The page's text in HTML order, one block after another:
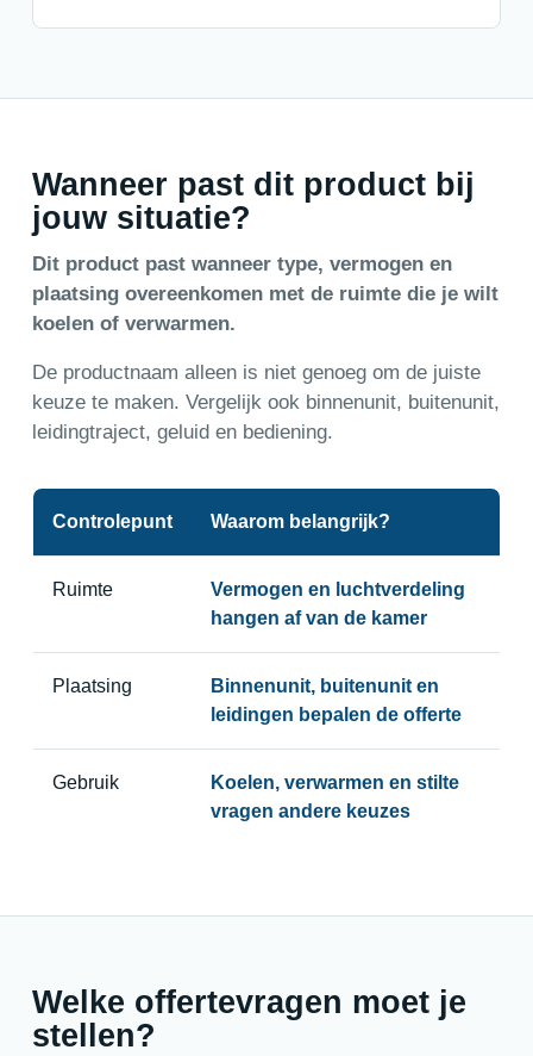
Wanneer past dit product bij
jouw situatie?
Dit product past wanneer type, vermogen en
plaatsing overeenkomen met de ruimte die je wilt
koelen of verwarmen.
De productnaam alleen is niet genoeg om de juiste
keuze te maken. Vergelijk ook binnenunit, buitenunit,
leidingtraject, geluid en bediening.
Controlepunt Waarom belangrijk?
Ruimte
Vermogen en luchtverdeling
hangen af van de kamer
Plaatsing
Binnenunit, buitenunit en
leidingen bepalen de offerte
Gebruik
Koelen, verwarmen en stilte
vragen andere keuzes
Welke offertevragen moet je
stellen?